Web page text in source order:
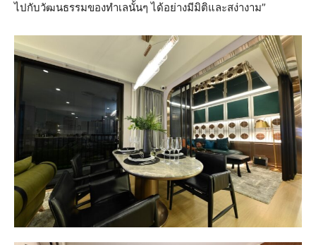
ไปกับวัฒนธรรมของทำเลนั้นๆ ได้อย่างมีมิติและสง่างาม”